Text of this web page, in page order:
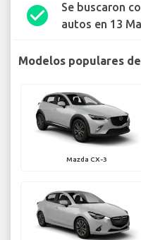
check_circle
Se buscaron
autos en 13
Modelos populares
Mazda CX-3